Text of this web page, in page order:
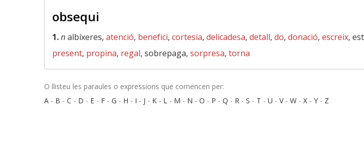
obsequi
1.nalbíxeres, atenció, benefici, cortesia, delicadesa, detall, do, donació, escreix,
present, propina, regal, sobrepaga, sorpresa, torna
O llisteu les paraules o expressions que comencen per:
A - B - C - D - E - F - G - H - I - J - K - L - M - N - O - P - Q - R - S - T - U - V- W - X - Y - Z